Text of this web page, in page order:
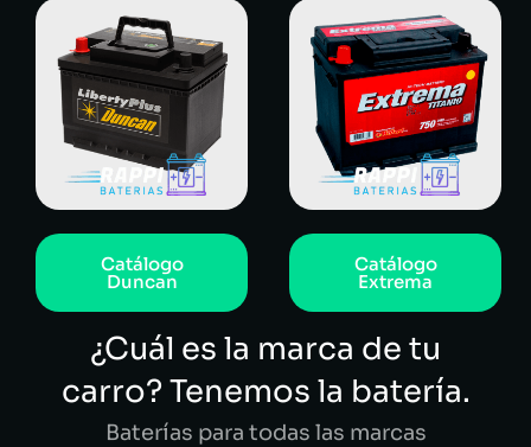
Catálogo
Duncan
Catálogo
Extrema
¿Cuál es la marca de tu
carro? Tenemos la batería.
Baterías para todas las marcas